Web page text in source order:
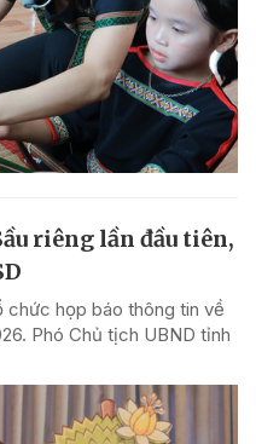
riêng lần đầu tiên,
chức họp báo thông tin về
Phó Chủ tịch UBND tỉnh